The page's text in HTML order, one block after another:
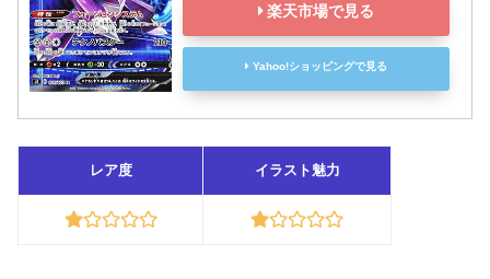
楽天市場で見る
Yahoo!ショッピングで見る
レア度 イラスト魅力